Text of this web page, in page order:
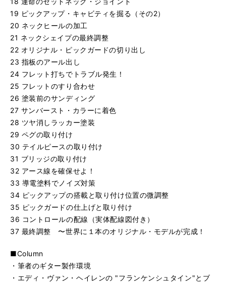
19 ピックアップ・キャビティを掘る（その2）
20 ネックヒールの加工
21 ネックシェイプの最終調整
22 オリジナル・ピックガードの切り出し
23 指板のアール出し
24 フレット打ちでトラブル発生！
25 フレットのすり合わせ
26 塗装前のサンディング
27 サンバースト・カラーに着色
28 ツヤ消しラッカー塗装
29 ペグの取り付け
30 テイルピースの取り付け
31 ブリッジの取り付け
32 アース線を確保せよ！
33 導電塗料でノイズ対策
34 ピックアップの搭載と取り付け位置の微調整
35 ピックガードの仕上げと取り付け
36 コントロールの配線（実体配線図付き）
37 最終調整 〜世界に１本のオリジナル・モデルが完成！
■Column
・筆者のギター製作環境
・エディ・ヴァン・ヘイレンの "フランケンシュタイン"とブ